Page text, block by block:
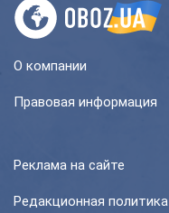
О компании
Правовая информация
Реклама на сайте
Редакционная политика